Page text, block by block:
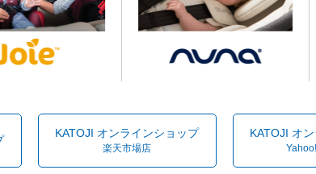
KATOJI オンラインショップ
楽天市場店
KATOJI オ